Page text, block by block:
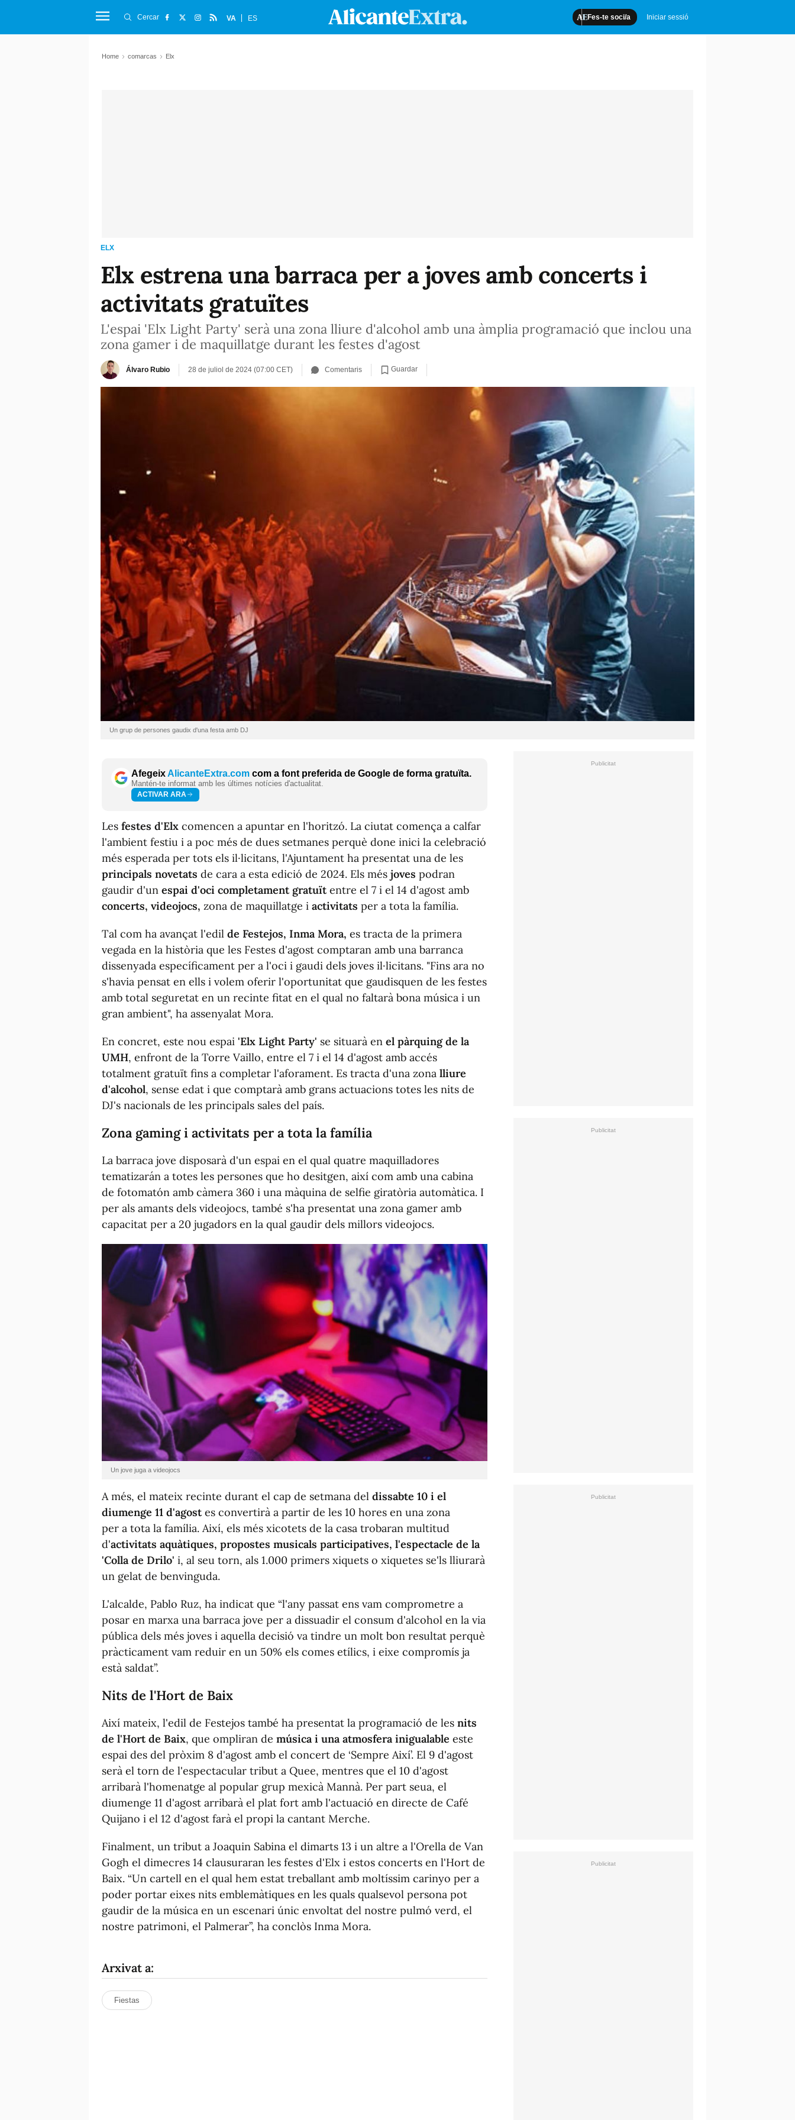
Fes-te soci/a Iniciar sessió
Cercar VA ES
Home comarcas Elx
ELX
Elx estrena una barraca per a joves amb concerts i
activitats gratuïtes
L'espai 'Elx Light Party' serà una zona lliure d'alcohol amb una àmplia programació que inclou una
zona gamer i de maquillatge durant les festes d'agost
Álvaro Rubio 28 de juliol de 2024 (07:00 CET) Comentaris Guardar
Un grup de persones gaudix d'una festa amb DJ
AfegeixAlicanteExtra.com com a font preferida de Google de forma gratuïta.
Mantén-te informat amb les últimes notícies d'actualitat.
ACTIVAR ARA
Les festes d'Elx comencen a apuntar en l'horitzó. La ciutat comença a calfar
l'ambient festiu i a poc més de dues setmanes perquè done inici la celebració
més esperada per tots els il·licitans, l'Ajuntament ha presentat una de les
principals novetats de cara a esta edició de 2024. Els més joves podran
gaudir d'un espai d'oci completament gratuïtentre el 7 i el 14 d'agost amb
concerts, videojocs, zona de maquillatge i activitats per a tota la família.
Tal com ha avançat l'edil de Festejos, Inma Mora, es tracta de la primera
vegada en la història que les Festes d'agost comptaran amb una barranca
dissenyada específicament per a l'oci i gaudi dels joves il·licitans. "Fins ara no
s'havia pensat en ells i volem oferir l'oportunitat que gaudisquen de les festes
amb total seguretat en un recinte fitat en el qual no faltarà bona música i un
gran ambient", ha assenyalat Mora.
En concret, este nou espai 'Elx Light Party' se situarà en el pàrquing de la
UMH, enfront de la Torre Vaillo, entre el 7 i el 14 d'agost amb accés
totalment gratuït fins a completar l'aforament. Es tracta d'una zona lliure
d'alcohol, sense edat i que comptarà amb grans actuacions totes les nits de
DJ's nacionals de les principals sales del país.
Zona gaming i activitats per a tota la família
La barraca jove disposarà d'un espai en el qual quatre maquilladores
tematizarán a totes les persones que ho desitgen, així com amb una cabina
de fotomatón amb càmera 360 i una màquina de selfie giratòria automàtica. I
per als amants dels videojocs, també s'ha presentat una zona gamer amb
capacitat per a 20 jugadors en la qual gaudir dels millors videojocs.
Un jove juga a videojocs
A més, el mateix recinte durant el cap de setmana del dissabte 10 i el
diumenge 11 d'agostes convertirà a partir de les 10 hores en una zona
per a tota la família. Així, els més xicotets de la casa trobaran multitud
d'activitats aquàtiques, propostes musicals participatives, l'espectacle de la
'Colla de Drilo' i, al seu torn, als 1.000 primers xiquets o xiquetes se'ls lliurarà
un gelat de benvinguda.
L'alcalde, Pablo Ruz, ha indicat que “l'any passat ens vam comprometre a
posar en marxa una barraca jove per a dissuadir el consum d'alcohol en la via
pública dels més joves i aquella decisió va tindre un molt bon resultat perquè
pràcticament vam reduir en un 50% els comes etílics, i eixe compromís ja
està saldat”.
Nits de l'Hort de Baix
Així mateix, l'edil de Festejos també ha presentat la programació de les nits
de l'Hort de Baix, que ompliran de música i una atmosfera inigualable este
espai des del pròxim 8 d'agost amb el concert de ‘Sempre Així’. El 9 d'agost
serà el torn de l'espectacular tribut a Quee, mentres que el 10 d'agost
arribarà l'homenatge al popular grup mexicà Mannà. Per part seua, el
diumenge 11 d'agost arribarà el plat fort amb l'actuació en directe de Café
Quijano i el 12 d'agost farà el propi la cantant Merche.
Finalment, un tribut a Joaquin Sabina el dimarts 13 i un altre a l'Orella de Van
Gogh el dimecres 14 clausuraran les festes d'Elx i estos concerts en l'Hort de
Baix. “Un cartell en el qual hem estat treballant amb moltíssim carinyo per a
poder portar eixes nits emblemàtiques en les quals qualsevol persona pot
gaudir de la música en un escenari únic envoltat del nostre pulmó verd, el
nostre patrimoni, el Palmerar”, ha conclòs Inma Mora.
Arxivat a:
Fiestas